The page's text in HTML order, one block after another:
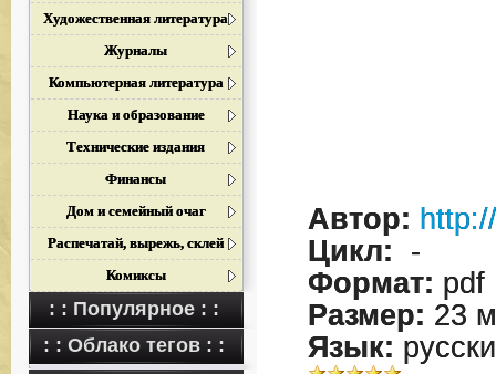
Художественная литература
Журналы
Компьютерная литература
Наука и образование
Технические издания
Финансы
Дом и семейный очаг
Распечатай, вырежь, склей
Комиксы
: : Популярное : :
: : Облако тегов : :
Автор:
Цикл: -
Формат: pdf
Размер: 23
Язык: